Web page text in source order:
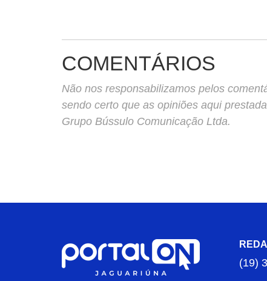
COMENTÁRIOS
Não nos responsabilizamos pelos
sendo certo que as opiniões aqui
Grupo Bússulo Comunicação Ltda.
(19)